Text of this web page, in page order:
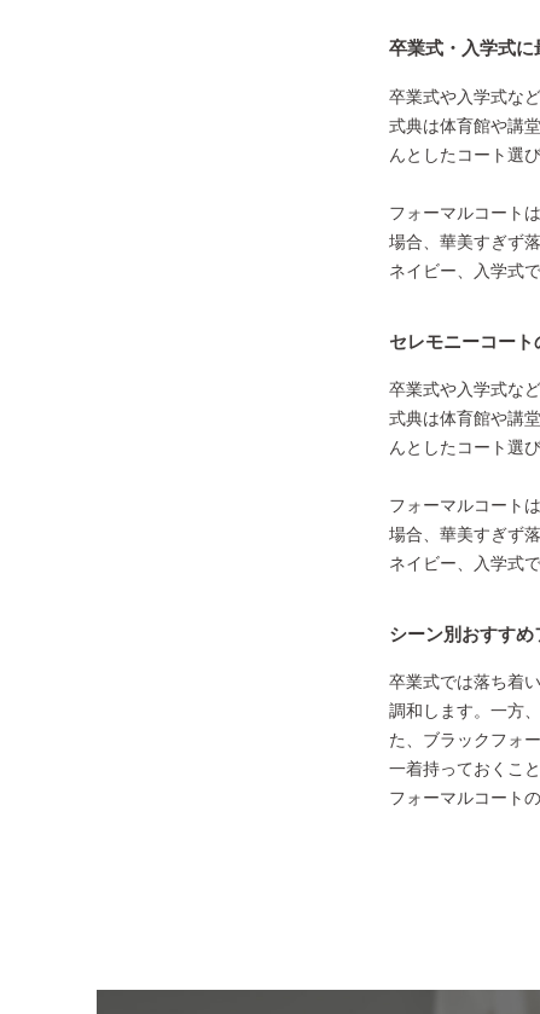
卒業式・入学式
卒業式や入学式な
式典は体育館や講
んとしたコート選
フォーマルコート
場合、華美すぎず
ネイビー、入学式
セレモニーコート
卒業式や入学式な
式典は体育館や講
んとしたコート選
フォーマルコート
場合、華美すぎず
ネイビー、入学式
シーン別おすすめ
卒業式では落ち着
調和します。一方
た、ブラックフォ
一着持っておくこ
フォーマルコート